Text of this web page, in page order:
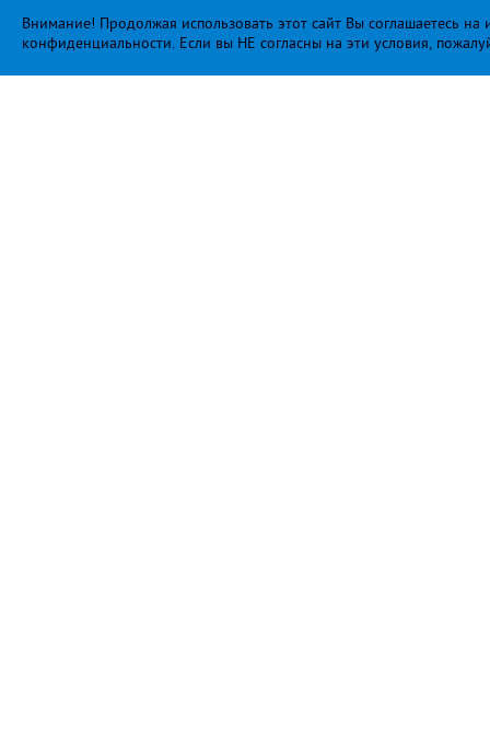
Внимание! Продолжая использовать этот сайт Вы соглашаетесь
конфиденциальности. Если вы НЕ согласны на эти условия,